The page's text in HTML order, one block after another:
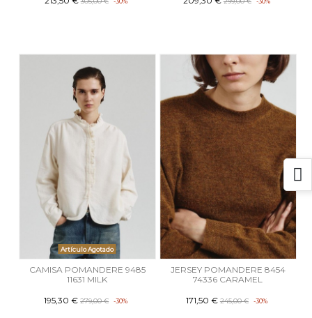
Artículo Agotado
CAMISA POMANDERE 9485
11631 MILK
195,30 € 279,00 € -30%
JERSEY POMANDERE 8454
74336 CARAMEL
171,50 € 245,00 € -30%